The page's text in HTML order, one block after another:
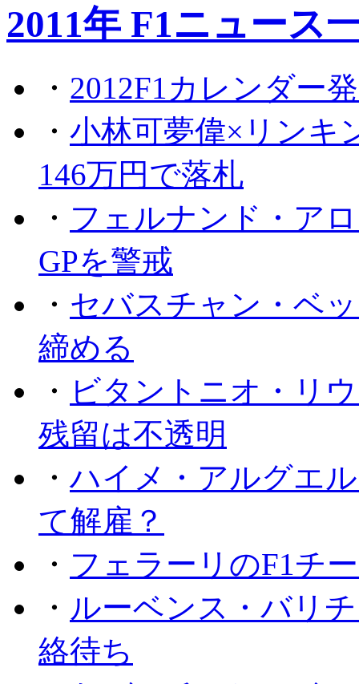
2011年 F1ニュース
・ 2012F1カレンダー
・ 小林可夢偉×リンキ
146万円で落札
・ フェルナンド・ア
GPを警戒
・ セバスチャン・ベ
締める
・ ビタントニオ・リ
残留は不透明
・ハイメ・アルグエ
て解雇？
・ フェラーリのF1チ
・ ルーベンス・バリ
絡待ち